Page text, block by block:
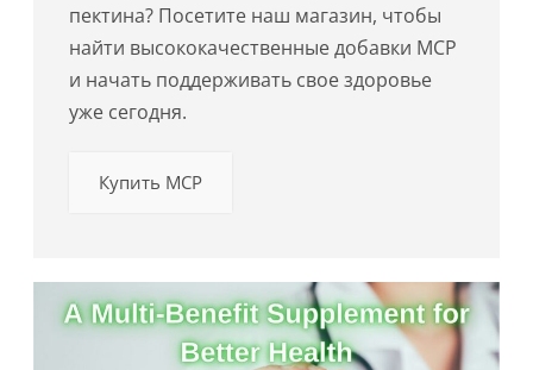
пектина? Посетите наш магазин, чтобы
найти высококачественные добавки MCP
и начать поддерживать свое здоровье
уже сегодня.
Купить MCP